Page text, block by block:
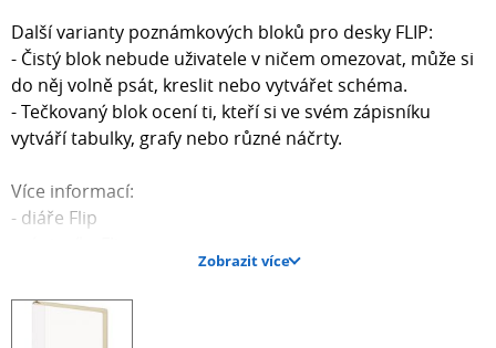
Další varianty poznámkových bloků pro desky FLIP:
- Čistý blok nebude uživatele v ničem omezovat, může si
do něj volně psát, kreslit nebo vytvářet schéma.
- Tečkovaný blok ocení ti, kteří si ve svém zápisníku
vytváří tabulky, grafy nebo různé náčrty.
Více informací:
- diáře Flip
Máte již všechny stránky svého zápisníku FLIP popsané,
Zobrazit více